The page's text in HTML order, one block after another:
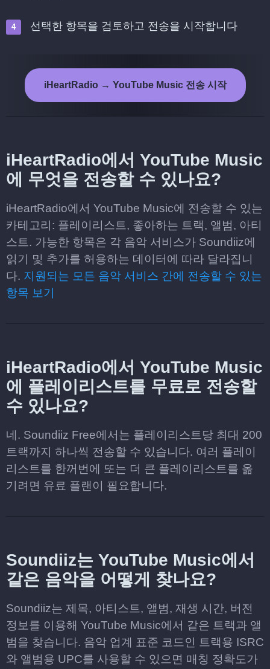
선택한 항목을 검토하고 전송을 시작합니다
iHeartRadio → YouTube Music 전송 시작
iHeartRadio에서 YouTube Music
에 무엇을 전송할 수 있나요?
iHeartRadio에서 YouTube Music에 전송할 수 있는
카테고리: 플레이리스트, 좋아하는 트랙, 앨범, 아티
스트. 가능한 항목은 각 음악 서비스가 Soundiiz에
읽기 및 추가를 허용하는 데이터에 따라 달라집니
다. 지원되는 모든 음악 서비스 간에 전송할 수 있는
항목 보기
iHeartRadio에서 YouTube Music
에 플레이리스트를 무료로 전송할
수 있나요?
네. Soundiiz Free에서는 플레이리스트당 최대 200
트랙까지 하나씩 전송할 수 있습니다. 여러 플레이
리스트를 한꺼번에 또는 더 큰 플레이리스트를 옮
기려면 유료 플랜이 필요합니다.
Soundiiz는 YouTube Music에서
같은 음악을 어떻게 찾나요?
Soundiiz는 제목, 아티스트, 앨범, 재생 시간, 버전
정보를 이용해 YouTube Music에서 같은 트랙과 앨
범을 찾습니다. 음악 업계 표준 코드인 트랙용 ISRC
와 앨범용 UPC를 사용할 수 있으면 매칭 정확도가